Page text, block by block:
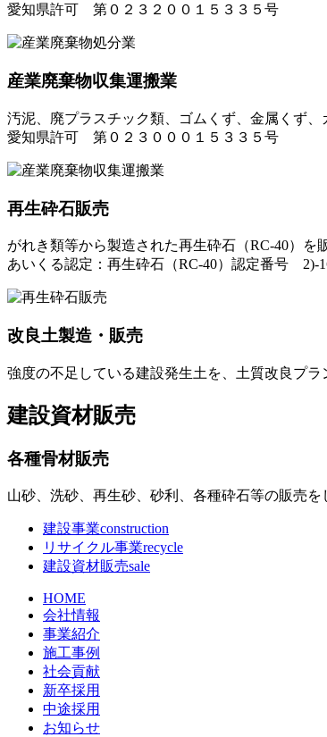
愛知県許可 第０２３２００１５３３５号
産業廃棄物収集運搬業
汚泥、廃プラスチック類、ゴムくず、金属くず
愛知県許可 第０２３０００１５３３５号
再生砕石販売
がれき類等から製造された再生砕石（RC-40）を
あいくる認定：再生砕石（RC-40）認定番号 2)-
改良土製造・販売
強度の不足している建設発生土を、土質改良プ
建設資材販売
各種骨材販売
山砂、洗砂、再生砂、砂利、各種砕石等の販売を
建設事業construction
リサイクル事業recycle
建設資材販売sale
HOME
会社情報
事業紹介
施工事例
社会貢献
新卒採用
中途採用
お知らせ